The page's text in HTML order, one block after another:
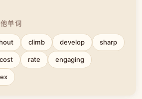
单词
climb develop sharp
cost rate engaging